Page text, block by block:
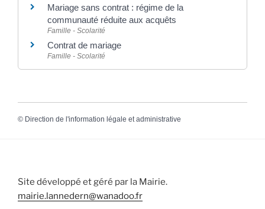
Mariage sans contrat : régime de la
communauté réduite aux acquêts
Famille - Scolarité
Contrat de mariage
Famille - Scolarité
© Direction de l'information légale et administrative
Site développé et géré par la Mairie.
mairie.lannedern@wanadoo.fr